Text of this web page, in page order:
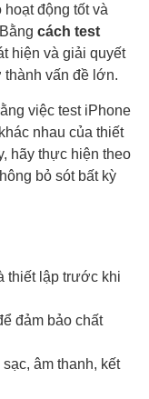
động tốt và
cách test
hiện và giải quyết
thành vấn đề lớn.
việc test iPhone
nhau của thiết
hãy thực hiện theo
bỏ sót bất kỳ
thiết lập trước khi
đảm bảo chất
âm thanh, kết